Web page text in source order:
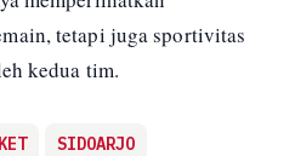
tetapi juga sportivitas
kedua tim.
SIDOARJO